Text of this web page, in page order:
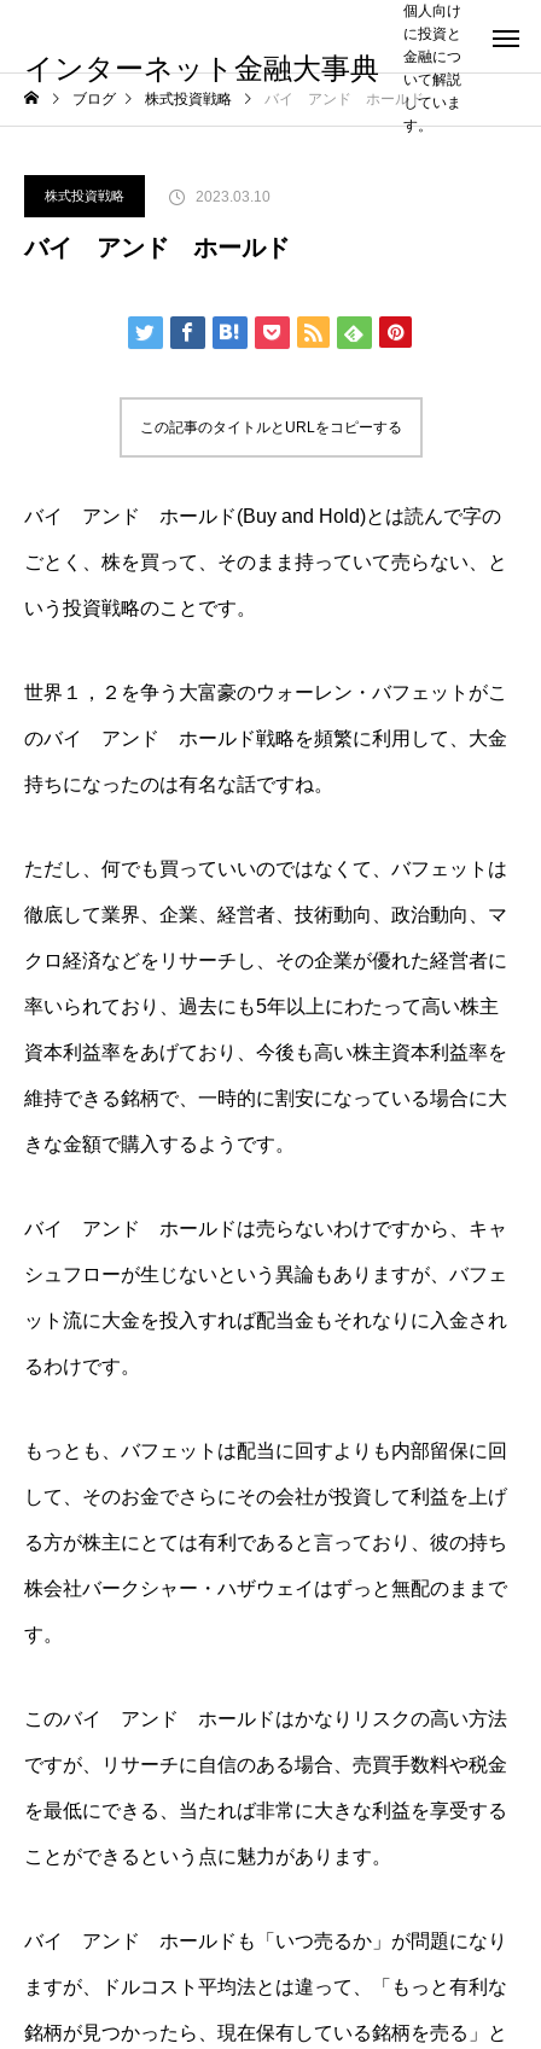
インターネット金融大事典
個人向け
に投資と
金融につ
いて解説
していま
す。
ブログ 株式投資戦略 バイ アンド ホールド
株式投資戦略 2023.03.10
バイ アンド ホールド
この記事のタイトルとURLをコピーする
バイ アンド ホールド(Buy and Hold)とは読んで字の
ごとく、株を買って、そのまま持っていて売らない、と
いう投資戦略のことです。
世界１，２を争う大富豪のウォーレン・バフェットがこ
のバイ アンド ホールド戦略を頻繁に利用して、大金
持ちになったのは有名な話ですね。
ただし、何でも買っていいのではなくて、バフェットは
徹底して業界、企業、経営者、技術動向、政治動向、マ
クロ経済などをリサーチし、その企業が優れた経営者に
率いられており、過去にも5年以上にわたって高い株主
資本利益率をあげており、今後も高い株主資本利益率を
維持できる銘柄で、一時的に割安になっている場合に大
きな金額で購入するようです。
バイ アンド ホールドは売らないわけですから、キャ
シュフローが生じないという異論もありますが、バフェ
ット流に大金を投入すれば配当金もそれなりに入金され
るわけです。
もっとも、バフェットは配当に回すよりも内部留保に回
して、そのお金でさらにその会社が投資して利益を上げ
る方が株主にとては有利であると言っており、彼の持ち
株会社バークシャー・ハザウェイはずっと無配のままで
す。
このバイ アンド ホールドはかなりリスクの高い方法
ですが、リサーチに自信のある場合、売買手数料や税金
を最低にできる、当たれば非常に大きな利益を享受する
ことができるという点に魅力があります。
バイ アンド ホールドも「いつ売るか」が問題になり
ますが、ドルコスト平均法とは違って、「もっと有利な
銘柄が見つかったら、現在保有している銘柄を売る」と